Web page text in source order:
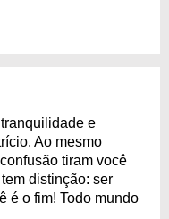
e
Ao mesmo
tiram você
distinção: ser
é o fim! Todo mundo